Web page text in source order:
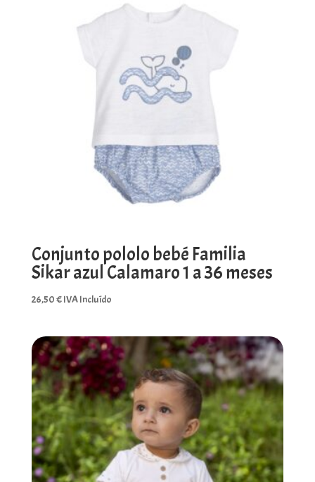
Conjunto pololo bebé Familia
Sikar azul Calamaro 1 a 36 meses
26,50€IVA Incluído